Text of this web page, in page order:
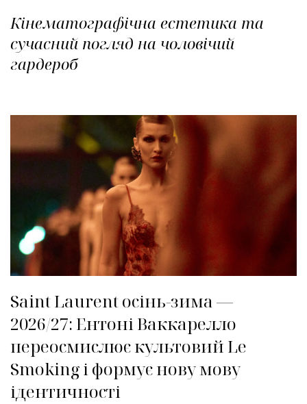
Кінематографічна естетика та
сучасний погляд на чоловічий
гардероб
Saint Laurent осінь-зима —
2026/27: Ентоні Ваккарелло
переосмислює культовий Le
Smoking і формує нову мову
ідентичності